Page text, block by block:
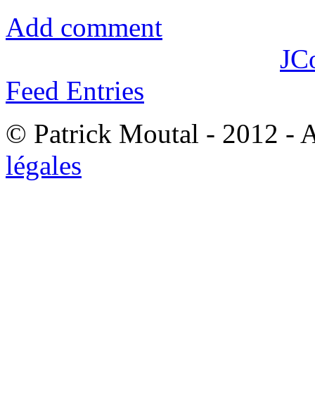
Add comment
Feed Entries
© Patrick Moutal - 2012 -
légales